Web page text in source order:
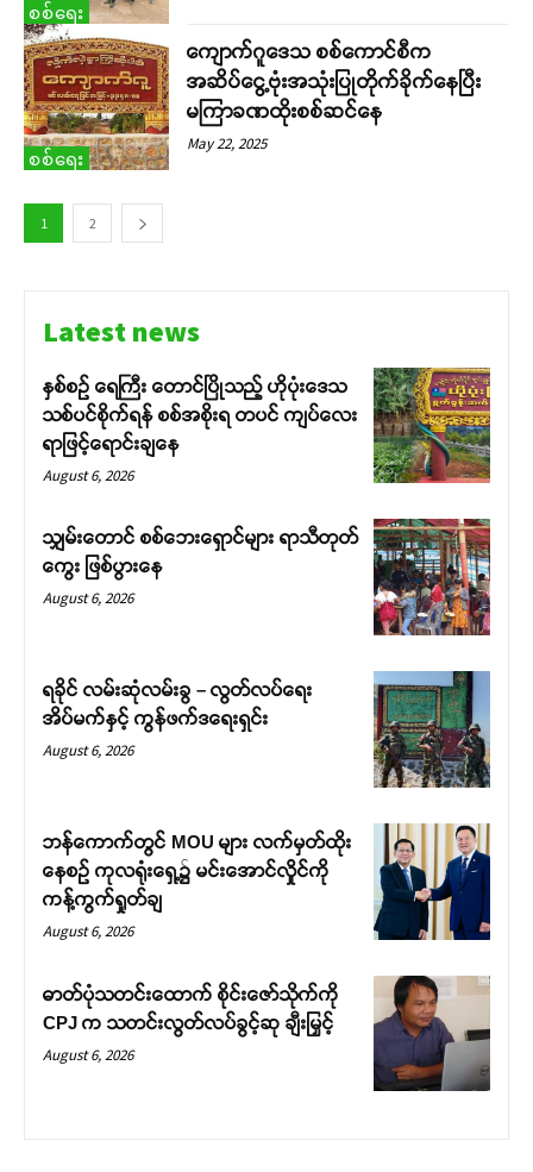
စစ်ရေး
စစ်ရေး
ကျောက်ဂူဒေသ စစ်ကောင်စီက
အဆိပ်ငွေ့ဗုံးအသုံးပြုတိုက်ခိုက်နေပြီး
မကြာခဏထိုးစစ်ဆင်နေ
May 22, 2025
1 2
Latest news
နှစ်စဉ် ရေကြီး တောင်ပြိုသည့် ဟိုပုံးဒေသ
သစ်ပင်စိုက်ရန် စစ်အစိုးရ တပင် ကျပ်လေး
ရာဖြင့်ရောင်းချနေ
August 6, 2026
သျှမ်းတောင် စစ်ဘေးရှောင်များ ရာသီတုတ်
ကွေး ဖြစ်ပွားနေ
August 6, 2026
ရခိုင် လမ်းဆုံလမ်းခွ – လွတ်လပ်ရေး
အိပ်မက်နှင့် ကွန်ဖက်ဒရေးရှင်း
August 6, 2026
ဘန်ကောက်တွင် MOU များ လက်မှတ်ထိုး
နေစဉ် ကုလရုံးရှေ့၌ မင်းအောင်လှိုင်ကို
ကန့်ကွက်ရှုတ်ချ
August 6, 2026
ဓာတ်ပုံသတင်းထောက် စိုင်းဇော်သိုက်ကို
CPJ က သတင်းလွတ်လပ်ခွင့်ဆု ချီးမြှင့်
August 6, 2026